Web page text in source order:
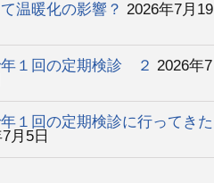
温暖化の影響？ 2026年7月19
１回の定期検診 ２ 2026年7
１回の定期検診に行ってきた
月5日